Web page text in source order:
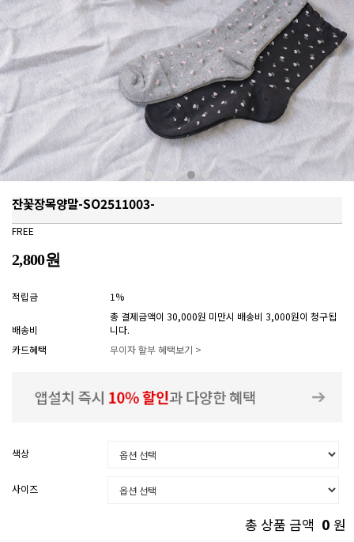
잔꽃장목양말-SO2511003-
FREE
2,800원
적립금 1%
배송비
총 결제금액이 30,000원 미만시 배송비 3,000원이 청구됩
니다.
카드혜택
무이자 할부 혜택보기 >
색상
사이즈
총 상품 금액 0 원